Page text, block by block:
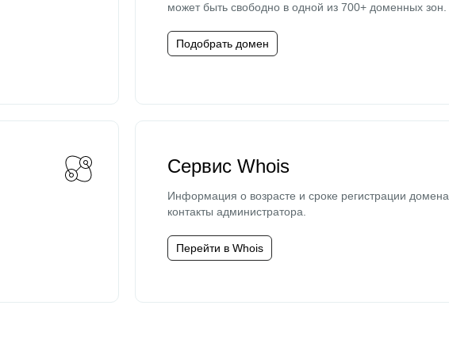
может быть свободно в одной из 700+ доменных зон.
Подобрать домен
Сервис Whois
Информация о возрасте и сроке регистрации домена,
контакты администратора.
Перейти в Whois